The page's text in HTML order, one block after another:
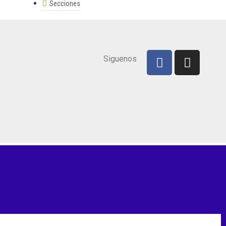
Secciones
Siguenos